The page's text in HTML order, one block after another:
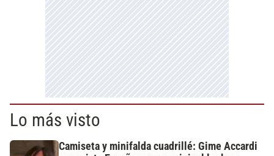
Lo más visto
Camiseta y minifalda cuadrillé: Gime Accardi